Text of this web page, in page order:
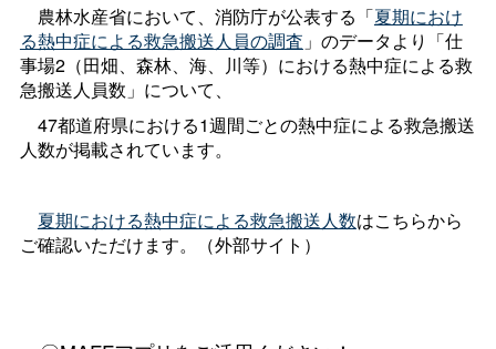
農林水産省において、消防庁が公表する「夏期におけ
る熱中症による救急搬送人員の調査 」のデータより「仕
事場2（田畑、森林、海、川等）における熱中症による救
急搬送人員数」について、
47都道府県における1週間ごとの熱中症による救急搬送
人数が掲載されています。
夏期における熱中症による救急搬送人数はこちらから
ご確認いただけます。（外部サイト）